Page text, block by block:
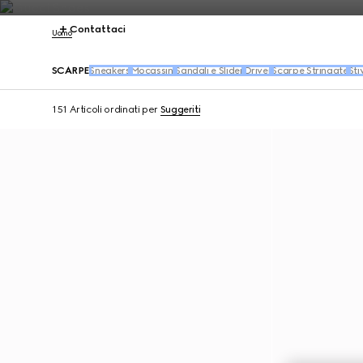
Contattaci
Uomo
SCARPE Sneakers Mocassini Sandali e Slider Driver Scarpe Stringate
151 Articoli ordinati per Suggeriti